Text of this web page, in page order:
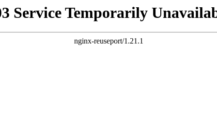
Service Temporarily
nginx-reuseport/1.21.1